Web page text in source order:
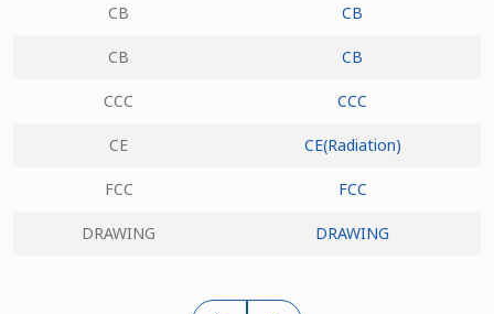
CB CB
CB CB
CCC CCC
CE CE(Radiation)
FCC FCC
DRAWING DRAWING